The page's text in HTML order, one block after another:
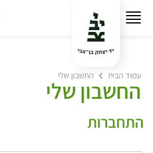
עמוד הבית החשבון שלי
החשבון שלי
התחברות